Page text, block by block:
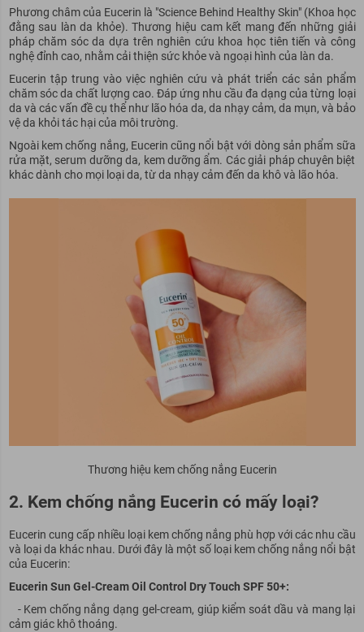
Phương châm của Eucerin là "Science Behind Healthy Skin" (Khoa học
đằng sau làn da khỏe). Thương hiệu cam kết mang đến những giải
pháp chăm sóc da dựa trên nghiên cứu khoa học tiên tiến và công
nghệ đỉnh cao, nhằm cải thiện sức khỏe và ngoại hình của làn da.
Eucerin tập trung vào việc nghiên cứu và phát triển các sản phẩm
chăm sóc da chất lượng cao. Đáp ứng nhu cầu đa dạng của từng loại
da và các vấn đề cụ thể như lão hóa da, da nhạy cảm, da mụn, và bảo
vệ da khỏi tác hại của môi trường.
Ngoài kem chống nắng, Eucerin cũng nổi bật với dòng sản phẩm sữa
rửa mặt, serum dưỡng da, kem dưỡng ẩm. Các giải pháp chuyên biệt
khác dành cho mọi loại da, từ da nhạy cảm đến da khô và lão hóa.
Thương hiệu kem chống nắng Eucerin
2. Kem chống nắng Eucerin có mấy loại?
Eucerin cung cấp nhiều loại kem chống nắng phù hợp với các nhu cầu
và loại da khác nhau. Dưới đây là một số loại kem chống nắng nổi bật
của Eucerin:
Eucerin Sun Gel-Cream Oil Control Dry Touch SPF 50+:
- Kem chống nắng dạng gel-cream, giúp kiểm soát dầu và mang lại
cảm giác khô thoáng.